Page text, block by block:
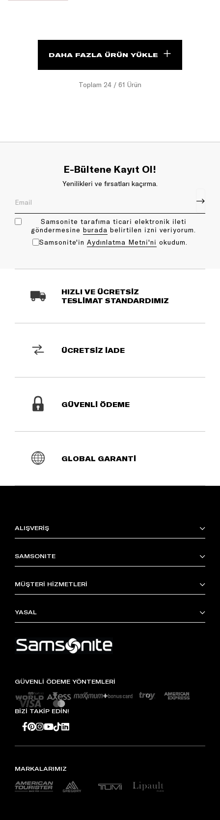
Toplam 24 / 61 Ürün
DAHA FAZLA ÜRÜN YÜKLE
E-Bültene Kayıt Ol!
Yenilikleri ve fırsatları kaçırma.
Samsonite tarafıma ticari elektronik ileti
göndermesine bu rada belirtilen izni veriyorum.
Samsonite'in Aydınlatma Metni'ni okudum.
HIZLI VE ÜCRETSİZ
TESLİMAT STANDARDIMIZ
ÜCRETSİZ İADE
GÜVENLİ ÖDEME
GLOBAL GARANTİ
ALIŞVERİŞ
SAMSONITE
MÜŞTERİ HİZMETLERİ
YASAL
GÜVENLİ ÖDEME YÖNTEMLERİ
BİZİ TAKİP EDİN!
MARKALARIMIZ